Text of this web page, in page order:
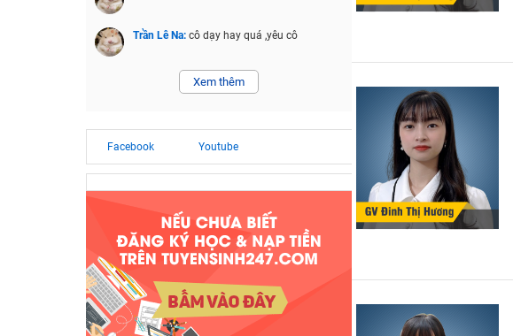
Trần Lê Na: cô dạy hay quá ,yêu cô
Xem thêm
Facebook Youtube